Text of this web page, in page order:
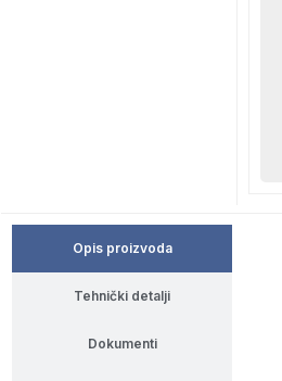
Opis proizvoda
Tehnički detalji
Dokumenti